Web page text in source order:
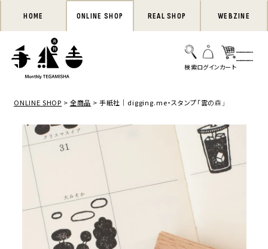
HOME ONLINE SHOP REAL SHOP WEBZINE
ONLINE SHOP 全商品 手紙社｜digging.me・スタンプ「雲の森」